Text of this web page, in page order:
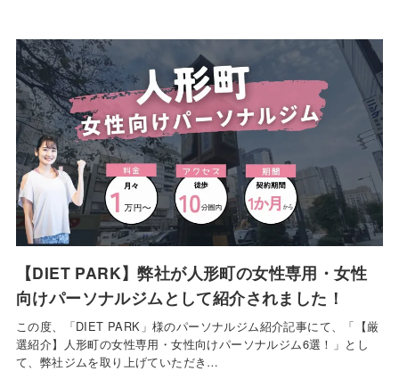
【DIET PARK】弊社が人形町の女性専用・女性
向けパーソナルジムとして紹介されました！
この度、「DIET PARK」様のパーソナルジム紹介記事にて、「【厳
選紹介】人形町の女性専用・女性向けパーソナルジム6選！」とし
て、弊社ジムを取り上げていただき…